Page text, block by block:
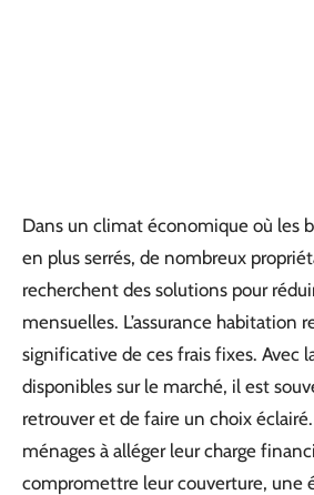
Dans un climat économique où les
en plus serrés, de nombreux
recherchent des solutions pour
mensuelles. L’assurance habitation
significative de ces frais fixes. Avec
disponibles sur le marché, il est
retrouver et de faire un choix
ménages à alléger leur charge
compromettre leur couverture, une